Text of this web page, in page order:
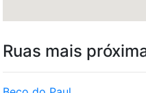
Ruas mais